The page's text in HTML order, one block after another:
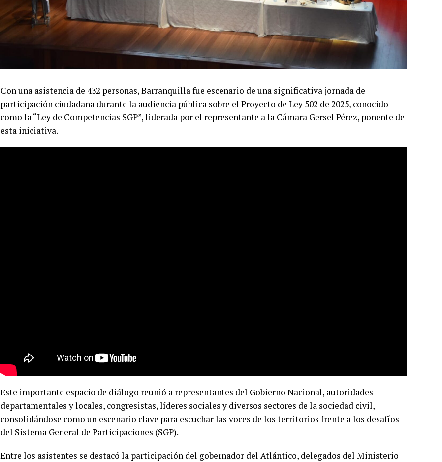
Con una asistencia de 432 personas, Barranquilla fue escenario de una significativa jornada de
participación ciudadana durante la audiencia pública sobre el Proyecto de Ley 502 de 2025, conocido
como la “Ley de Competencias SGP”, liderada por el representante a la Cámara Gersel Pérez, ponente de
esta iniciativa.
Este importante espacio de diálogo reunió a representantes del Gobierno Nacional, autoridades
departamentales y locales, congresistas, líderes sociales y diversos sectores de la sociedad civil,
consolidándose como un escenario clave para escuchar las voces de los territorios frente a los desafíos
del Sistema General de Participaciones (SGP).
Entre los asistentes se destacó la participación del gobernador del Atlántico, delegados del Ministerio